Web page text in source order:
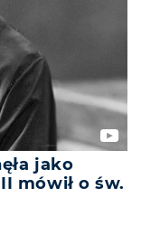
jako
mówił o św.